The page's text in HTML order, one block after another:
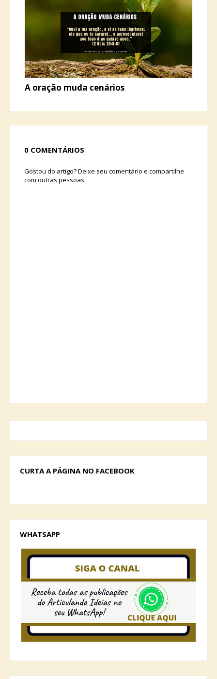
A oração muda cenários
0 COMENTÁRIOS
Gostou do artigo? Deixe seu comentário e compartilhe
com outras pessoas.
CURTA A PÁGINA NO FACEBOOK
WHATSAPP